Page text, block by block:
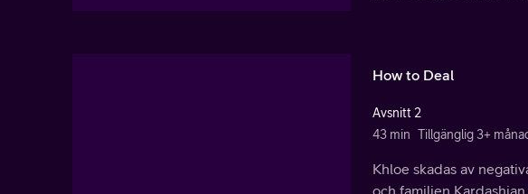
How to Deal
Avsnitt 2
43 min Tillgänglig 3+
Khloe skadas av
och familjen Kardashian